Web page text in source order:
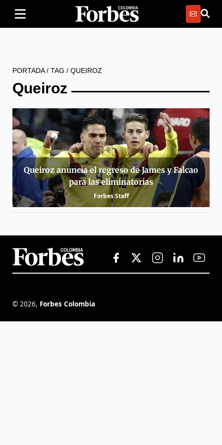
PORTADA/ TAG / QUEIROZ
Queiroz
Queiroz anuncia el regreso de James y Falcao
para las eliminatorias
Forbes Staff
© 2026, Forbes Colombia